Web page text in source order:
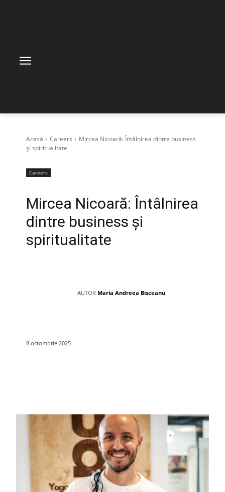
Acasă Careers
Mircea Nicoară: Întâlnirea dintre business
și spiritualitate
Careers
Mircea Nicoară: Întâlnirea
dintre business și
spiritualitate
AUTOR Maria Andreea Bisceanu
8 octombrie 2025